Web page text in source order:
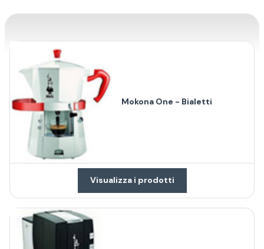
Mokona One - Bialetti
Visualizza i prodotti